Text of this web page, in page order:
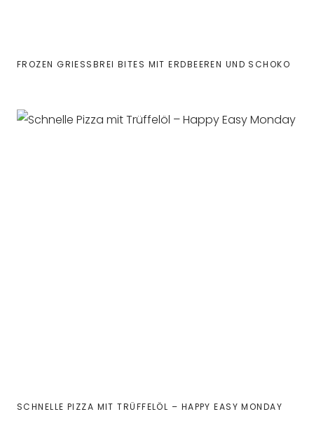
FROZEN GRIESSBREI BITES MIT ERDBEEREN UND SCHOKO
SCHNELLE PIZZA MIT TRÜFFELÖL – HAPPY EASY MONDAY